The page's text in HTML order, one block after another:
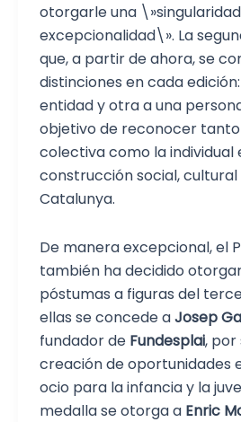
otorgarle una
excepcionalidad\». La
que, a partir de ahora, se
distinciones en cada
entidad y otra a una
objetivo de reconocer
colectiva como la individual
construcción social,
Catalunya.
De manera excepcional, el
también ha decidido
póstumas a figuras del
ellas se concede aJosep
fundador de Fundesplai, por
creación de oportunidades
ocio para la infancia y la
medalla se otorga a Enric